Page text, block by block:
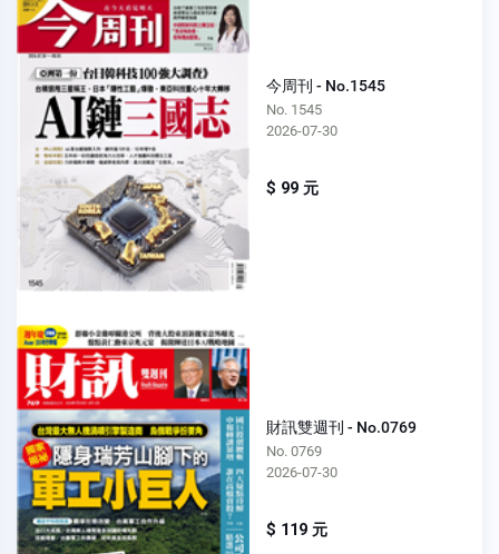
今周刊 - No.1545
No. 1545
2026-07-30
$ 99 元
財訊雙週刊 - No.0769
No. 0769
2026-07-30
$ 119 元